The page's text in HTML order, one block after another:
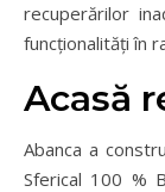
recuperărilor
funcționalități în
Acasă
Abanca a
Sferical 100 %